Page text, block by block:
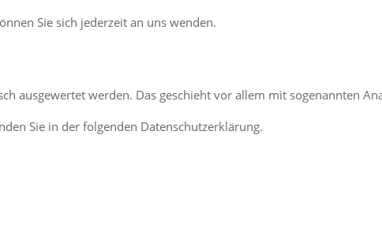
Sie sich jederzeit an uns wenden.
ausgewertet werden. Das geschieht vor allem mit sogenannten
Sie in der folgenden Datenschutzerklärung.